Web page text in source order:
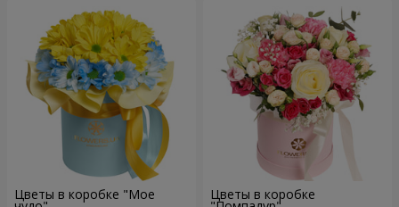
Цветы в коробке "Мое Цветы в коробке